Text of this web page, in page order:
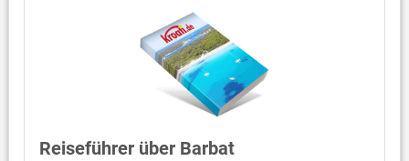
Reiseführer über Barbat